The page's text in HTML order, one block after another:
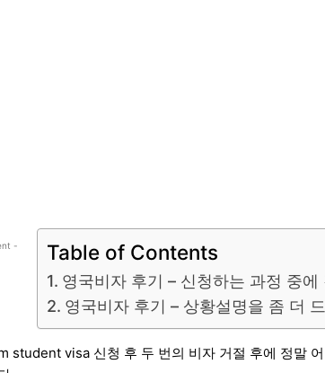
- Table of Contents
영국비자 후기 – 신청하는 과정 중에
영국비자 후기 – 상황설명을 좀 더
student visa 신청 후 두 번의 비자 거절 후에 정말